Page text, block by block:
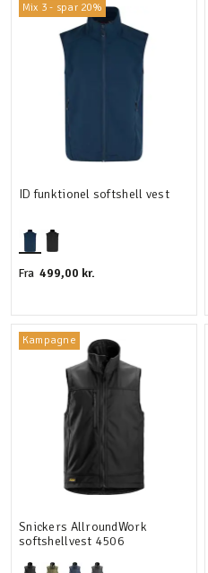
Mix 3 - spar 20%
ID funktionel softshell vest
Fra 499,00 kr.
Kampagne
Snickers AllroundWork
softshellvest 4506